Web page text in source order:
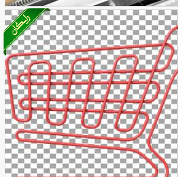
در حال چاپ